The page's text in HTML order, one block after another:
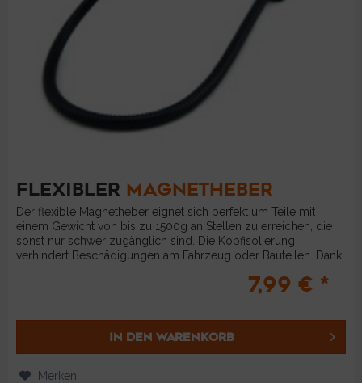
FLEXIBLER MAGNETHEBER
Der flexible Magnetheber eignet sich perfekt um Teile mit
einem Gewicht von bis zu 1500g an Stellen zu erreichen, die
sonst nur schwer zugänglich sind. Die Kopfisolierung
verhindert Beschädigungen am Fahrzeug oder Bauteilen. Dank
7,99 € *
IN DEN WARENKORB
Merken